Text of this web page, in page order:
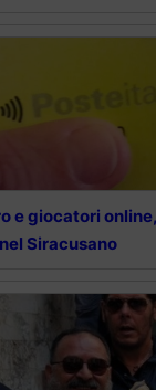
e giocatori
Siracusano